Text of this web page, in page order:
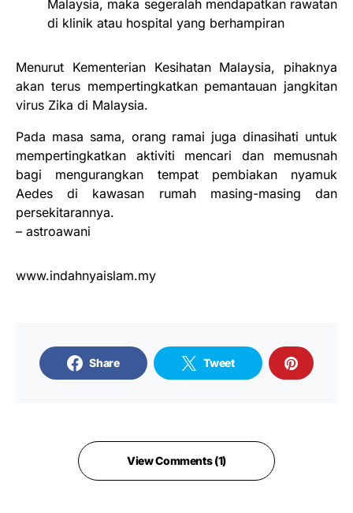
Malaysia, maka segeralah mendapatkan rawatan
di klinik atau hospital yang berhampiran
Menurut Kementerian Kesihatan Malaysia, pihaknya
akan terus mempertingkatkan pemantauan jangkitan
virus Zika di Malaysia.
Pada masa sama, orang ramai juga dinasihati untuk
mempertingkatkan aktiviti mencari dan memusnah
bagi mengurangkan tempat pembiakan nyamuk
Aedes di kawasan rumah masing-masing dan
persekitarannya.
– astroawani
www.indahnyaislam.my
Share Tweet
View Comments (1)